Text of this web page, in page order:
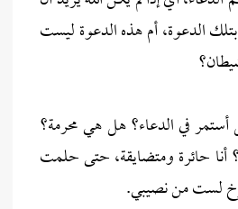
الدعوة، أم هذه الدعوة ليست
أستمر في الدعاء؟ هل هي محرمة؟
حائرة ومتضايقة، حتى حلمت
لست من نصيبي.